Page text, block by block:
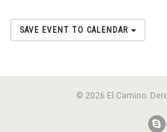
SAVE EVENT TO CALENDAR
© 2026 El Camino.